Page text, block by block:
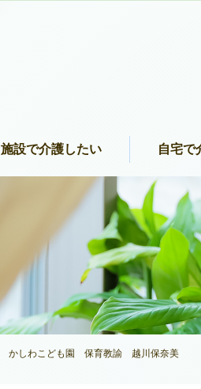
施設で介護したい 自宅で
かしわこども園 保育教諭 越川保奈美